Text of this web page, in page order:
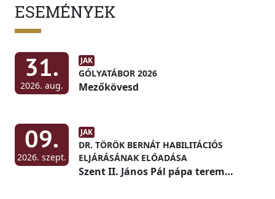
ESEMÉNYEK
31.
2026. aug.
JAK
GÓLYATÁBOR 2026
Mezőkövesd
09.
2026. szept.
JAK
DR. TÖRÖK BERNÁT HABILITÁCIÓS
ELJÁRÁSÁNAK ELŐADÁSA
Szent II. János Pál pápa terem